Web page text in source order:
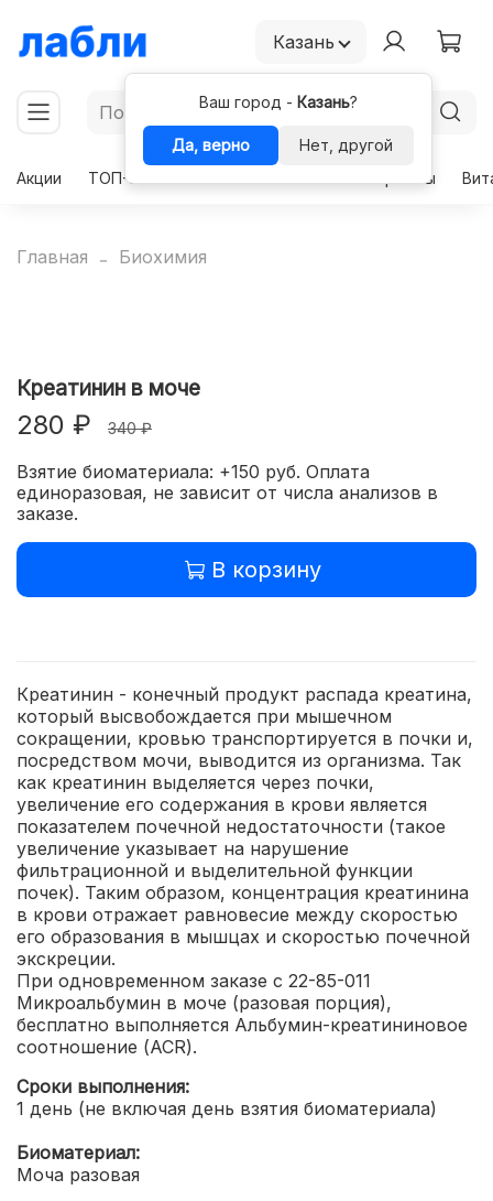
Казань
Ваш город - Казань?
Да, верно
Нет, другой
Акции
ТОП-50 Гормоны
Главная Биохимия
Креатинин в моче
280 ₽ 340 ₽
Взятие биоматериала: +150 руб. Оплата
единоразовая, не зависит от числа анализов в
заказе.
В корзину
Креатинин - конечный продукт распада креатина,
который высвобождается при мышечном
сокращении, кровью транспортируется в почки и,
посредством мочи, выводится из организма. Так
как креатинин выделяется через почки,
увеличение его содержания в крови является
показателем почечной недостаточности (такое
увеличение указывает на нарушение
фильтрационной и выделительной функции
почек). Таким образом, концентрация креатинина
в крови отражает равновесие между скоростью
его образования в мышцах и скоростью почечной
экскреции.
При одновременном заказе с 22-85-011
Микроальбумин в моче (разовая порция),
бесплатно выполняется Альбумин-креатининовое
соотношение (ACR).
Сроки выполнения:
1 день (не включая день взятия биоматериала)
Биоматериал:
Моча разовая